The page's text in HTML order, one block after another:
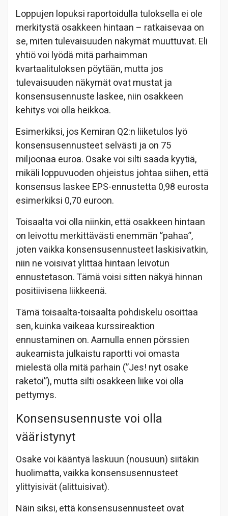
Loppujen lopuksi raportoidulla tuloksella ei ole
merkitystä osakkeen hintaan – ratkaisevaa on
se, miten tulevaisuuden näkymät muuttuvat. Eli
yhtiö voi lyödä mitä parhaimman
kvartaalituloksen pöytään, mutta jos
tulevaisuuden näkymät ovat mustat ja
konsensusennuste laskee, niin osakkeen
kehitys voi olla heikkoa.
Esimerkiksi, jos Kemiran Q2:n liiketulos lyö
konsensusennusteet selvästi ja on 75
miljoonaa euroa. Osake voi silti saada kyytiä,
mikäli loppuvuoden ohjeistus johtaa siihen, että
konsensus laskee EPS-ennustetta 0,98 eurosta
esimerkiksi 0,70 euroon.
Toisaalta voi olla niinkin, että osakkeen hintaan
on leivottu merkittävästi enemmän ”pahaa”,
joten vaikka konsensusennusteet laskisivatkin,
niin ne voisivat ylittää hintaan leivotun
ennustetason. Tämä voisi sitten näkyä hinnan
positiivisena liikkeenä.
Tämä toisaalta-toisaalta pohdiskelu osoittaa
sen, kuinka vaikeaa kurssireaktion
ennustaminen on. Aamulla ennen pörssien
aukeamista julkaistu raportti voi omasta
mielestä olla mitä parhain (”Jes! nyt osake
raketoi”), mutta silti osakkeen liike voi olla
pettymys.
Konsensusennuste voi olla
vääristynyt
Osake voi kääntyä laskuun (nousuun) siitäkin
huolimatta, vaikka konsensusennusteet
ylittyisivät (alittuisivat).
Näin siksi, että konsensusennusteet ovat